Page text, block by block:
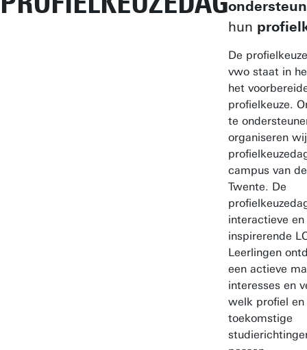
hun
De
vwo staat in
het
profielkeuze.
te
organiseren
campus van
Twente. De
interactieve en
inspirerende
Leerlingen
een actieve
interesses en
welk profiel
toekomstige